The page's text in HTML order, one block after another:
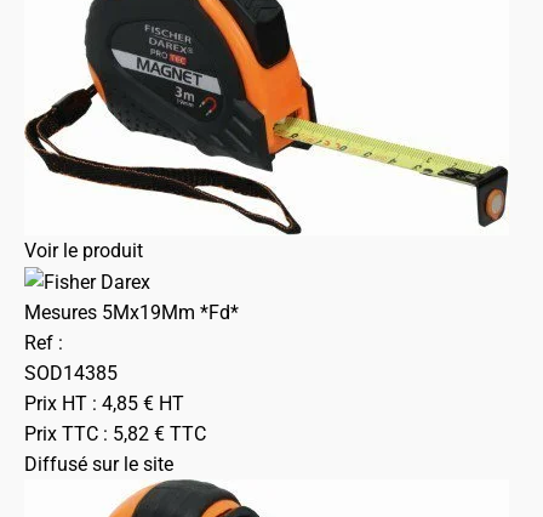
Voir le produit
Mesures 5Mx19Mm *Fd*
Ref :
SOD14385
Prix HT : 4,85 € HT
Prix TTC : 5,82 € TTC
Diffusé sur le site